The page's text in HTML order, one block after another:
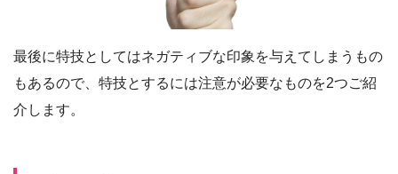
最後に特技としてはネガティブな印象を与えてしまうもの
もあるので、特技とするには注意が必要なものを2つご紹
介します。